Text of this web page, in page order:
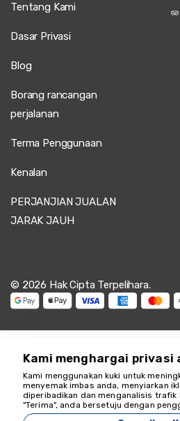
Tentang Kami
Dasar Privasi
Blog
Borang rancangan
perjalanan
Terma Penggunaan
Kenalan
PERJANJIAN JUALAN
JARAK JAUH
© 2026 Hak Cipta Terpelihara.
Kami menghargai privasi
Kami menggunakan kuki untuk
menyemak imbas anda, menyiarkan
diperibadikan dan menganalisis trafik
"Terima", anda bersetuju dengan
Kami di sini untuk
membantu